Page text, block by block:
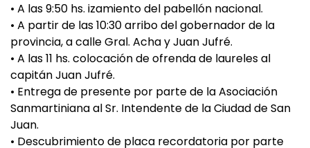
• A las 9:50 hs. izamiento del pabellón nacional.
• A partir de las 10:30 arribo del gobernador de la
provincia, a calle Gral. Acha y Juan Jufré.
• A las 11 hs. colocación de ofrenda de laureles al
capitán Juan Jufré.
• Entrega de presente por parte de la Asociación
Sanmartiniana al Sr. Intendente de la Ciudad de San
Juan.
• Descubrimiento de placa recordatoria por parte